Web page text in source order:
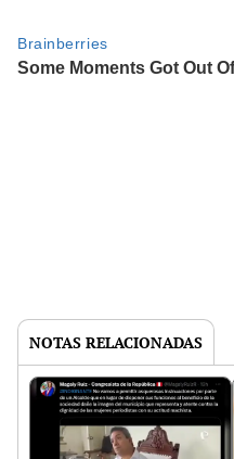
NOTAS RELACIONADAS